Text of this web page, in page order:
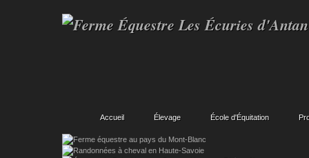
Accueil Élevage École d'Équitation